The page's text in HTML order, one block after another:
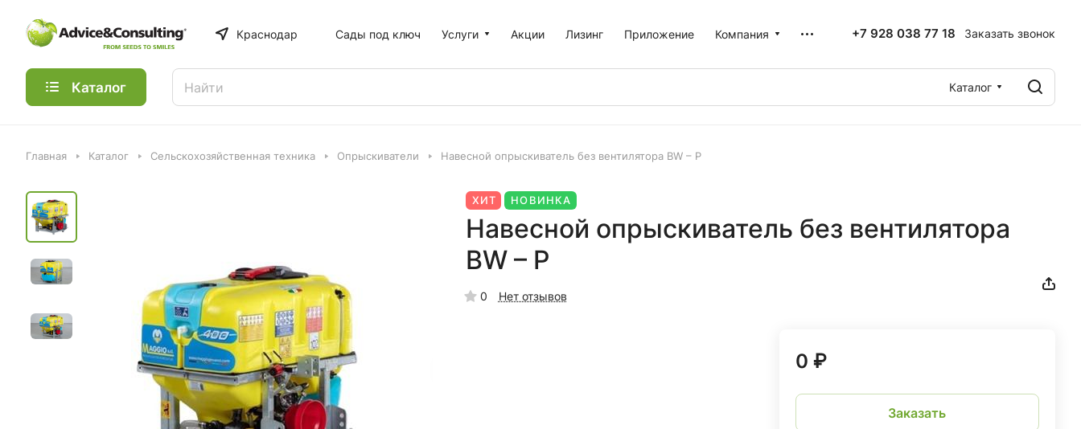
Краснодар Сады под ключ Услуги Акции Лизинг Приложение Компания +7 928 038 77 18 Заказать звонок
Каталог Каталог
Главная Каталог Сельскохозяйственная техника Опрыскиватели Навесной опрыскиватель без вентилятора BW – P
ХИТ НОВИНКА
Навесной опрыскиватель без вентилятора
BW – P
0 Нет отзывов
0 ₽
Заказать